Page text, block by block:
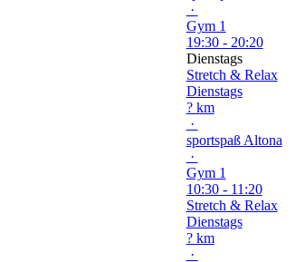
·
Gym 1
19:30 - 20:20
Dienstags
Stretch & Relax
Dienstags
? km
·
sportspaß Altona
·
Gym 1
10:30 - 11:20
Stretch & Relax
Dienstags
? km
·